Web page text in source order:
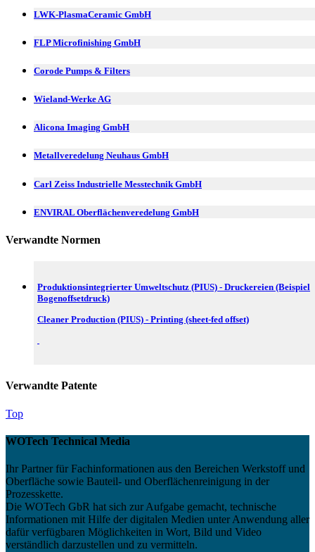
LWK-PlasmaCeramic GmbH
FLP Microfinishing GmbH
Corode Pumps & Filters
Wieland-Werke AG
Alicona Imaging GmbH
Metallveredelung Neuhaus GmbH
Carl Zeiss Industrielle Messtechnik GmbH
ENVIRAL Oberflächenveredelung GmbH
Verwandte Normen
Produktionsintegrierter Umweltschutz (PIUS) - Druckereien (Beispiel
Bogenoffsetdruck)
Cleaner Production (PIUS) - Printing (sheet-fed offset)
Verwandte Patente
Top
WOTech Technical Media
Ihr Partner für Fachinformationen aus den Bereichen Werkstoff und
Oberfläche sowie Bauteil- und Oberflächenreinigung in der
Prozesskette.
Die WOTech GbR hat sich zur Aufgabe gemacht, technische
Informationen mit Hilfe der digitalen Medien unter Anwendung aller
dafür verfügbaren Möglichkeiten in Wort, Bild und Video
verständlich darzustellen und zu vermitteln.